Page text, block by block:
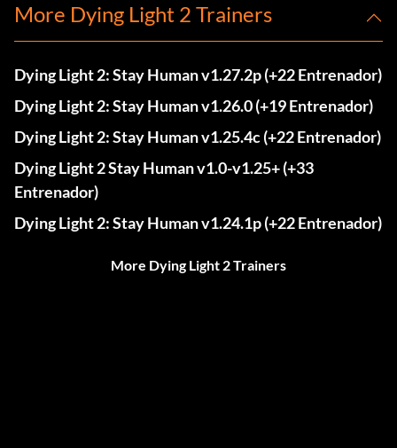
More Dying Light 2 Trainers
Dying Light 2: Stay Human v1.27.2p (+22 Entrenador)
Dying Light 2: Stay Human v1.26.0 (+19 Entrenador)
Dying Light 2: Stay Human v1.25.4c (+22 Entrenador)
Dying Light 2 Stay Human v1.0-v1.25+ (+33
Entrenador)
Dying Light 2: Stay Human v1.24.1p (+22 Entrenador)
More Dying Light 2 Trainers